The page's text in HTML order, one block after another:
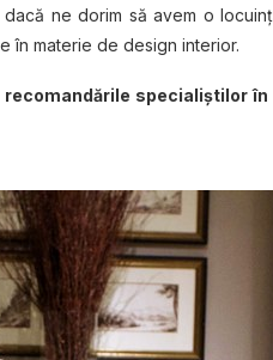
ne dorim să avem o
în materie de design interior.
specialiştilor